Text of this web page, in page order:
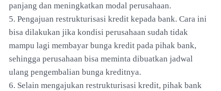
panjang dan meningkatkan modal perusahaan.
5. Pengajuan restrukturisasi kredit kepada bank. Cara ini
bisa dilakukan jika kondisi perusahaan sudah tidak
mampu lagi membayar bunga kredit pada pihak bank,
sehingga perusahaan bisa meminta dibuatkan jadwal
ulang pengembalian bunga kreditnya.
6. Selain mengajukan restrukturisasi kredit, pihak bank